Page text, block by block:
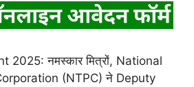
2025: नमस्कार मित्रों, National
(NTPC) ने Deputy